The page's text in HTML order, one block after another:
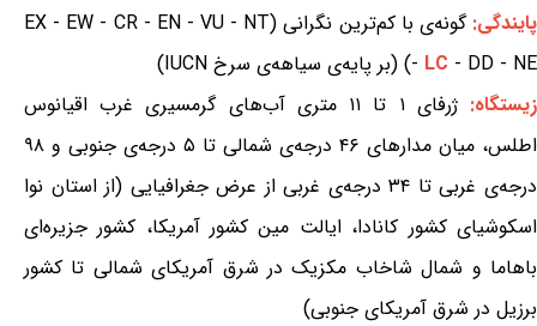
پایندگی:
گونه‌ی با کم‌ترین نگرانی (EX - EW - CR - EN - VU - NT
- LC - DD - NE) (بر پایه‌ی سیاهه‌ی سرخ IUCN)
زیستگاه:
ژرفای ۱ تا ۱۱ متری آب‌های گرمسیری غرب اقیانوس
اطلس، میان مدارهای ۴۶ درجه‌ی شمالی تا ۵ درجه‌ی جنوبی و ۹۸
درجه‌ی غربی تا ۳۴ درجه‌ی غربی از عرض جغرافیایی (از استان نوا
اسکوشیای کشور کانادا، ایالت مین کشور آمریکا، کشور جزیره‌ای
باهاما و شمال شاخاب مکزیک در شرق آمریکای شمالی تا کشور
برزیل در شرق آمریکای جنوبی)